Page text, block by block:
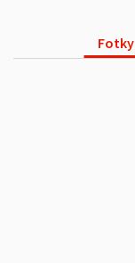
Fotky